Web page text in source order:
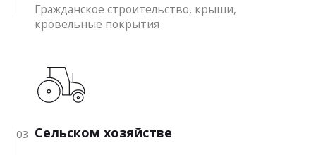
Гражданское строительство, крыши,
кровельные покрытия
03 Сельском хозяйстве